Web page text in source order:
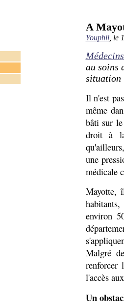
A
Youphil, le
au soins
situation
Il n'est
même
bâti sur
droit à
une
médicale
Mayotte,
environ
Malgré
renforcer
l'accès
Un